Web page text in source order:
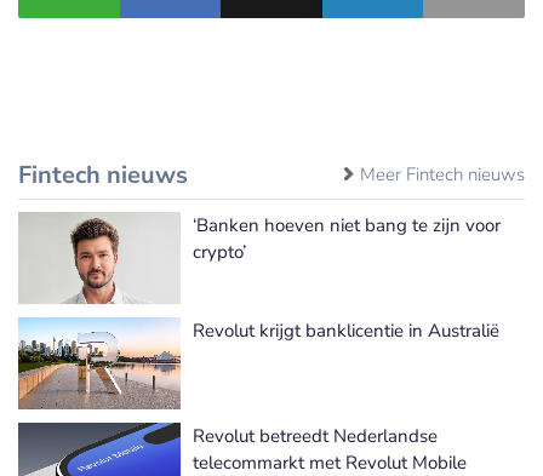
Fintech nieuws Meer Fintech nieuws
‘Banken hoeven niet bang te zijn voor
crypto’
Revolut krijgt banklicentie in Australië
Revolut betreedt Nederlandse
telecommarkt met Revolut Mobile